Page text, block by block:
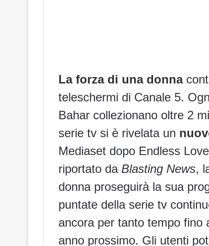
La forza di una donna
teleschermi di Canale 5.
Bahar collezionano oltre 2
serie tv si è rivelata un
Mediaset dopo Endless
riportato da Blasting News,
donna proseguirà la sua
puntate della serie tv
ancora per tanto tempo fino
anno prossimo. Gli utenti